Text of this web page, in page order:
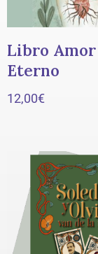
Libro Amor
Eterno
12,00€